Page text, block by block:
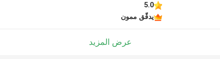
5.0
يدقّق ممون
عرض المزيد